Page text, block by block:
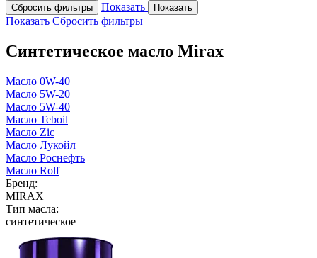
Сбросить фильтры Показать Показать
Показать Сбросить фильтры
Синтетическое масло Mirax
Масло 0W-40
Масло 5W-20
Масло 5W-40
Масло Teboil
Масло Zic
Масло Лукойл
Масло Роснефть
Масло Rolf
Бренд:
MIRAX
Тип масла:
синтетическое